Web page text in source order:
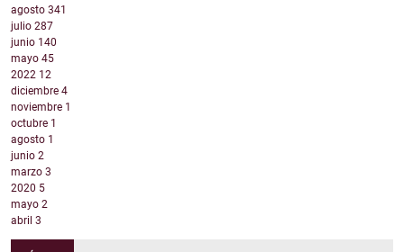
agosto 341
julio 287
junio 140
mayo 45
2022 12
diciembre 4
noviembre 1
octubre 1
agosto 1
junio 2
marzo 3
2020 5
mayo 2
abril 3